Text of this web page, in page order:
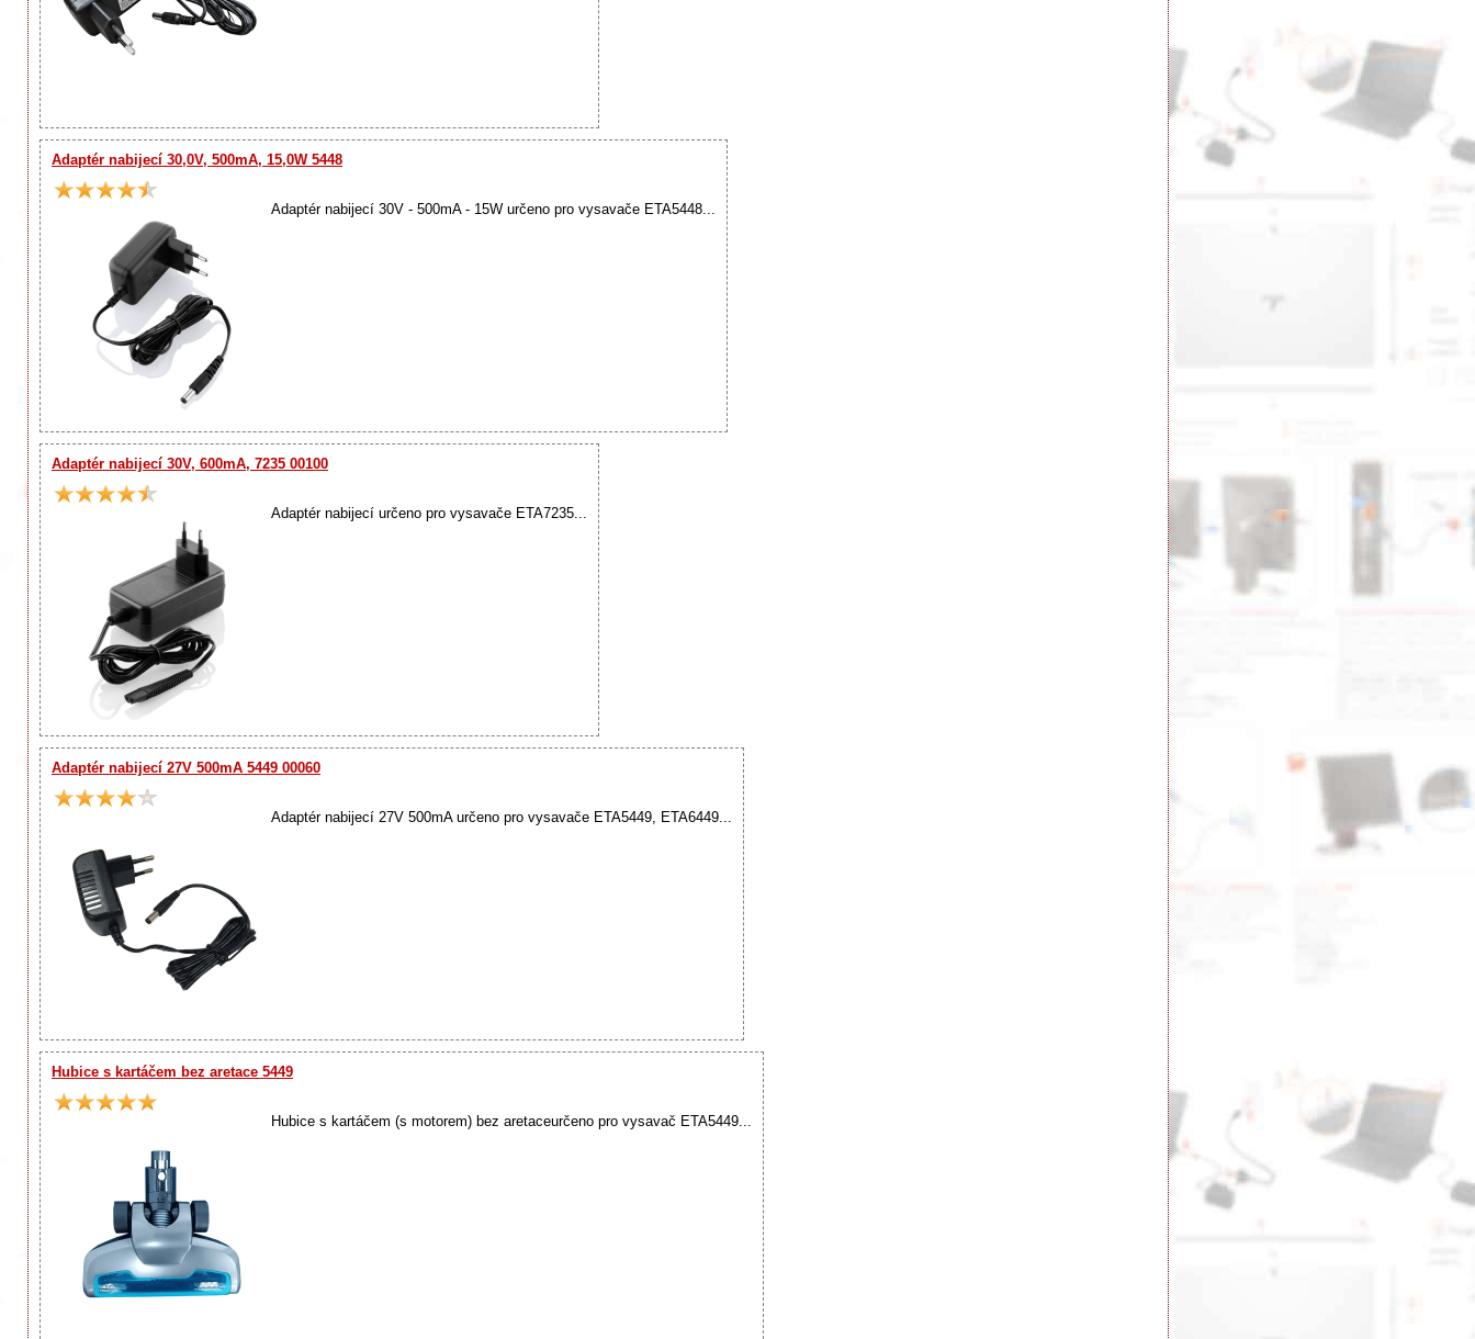
Adaptér nabijecí 30,0V, 500mA, 15,0W 5448
Adaptér nabijecí 30V - 500mA - 15W určeno pro vysavače ETA5448...
Adaptér nabijecí 30V, 600mA, 7235 00100
Adaptér nabijecí určeno pro vysavače ETA7235...
Adaptér nabijecí 27V 500mA 5449 00060
Adaptér nabijecí 27V 500mA určeno pro vysavače ETA5449, ETA6449...
Hubice s kartáčem bez aretace 5449
Hubice s kartáčem (s motorem) bez aretaceurčeno pro vysavač ETA5449...